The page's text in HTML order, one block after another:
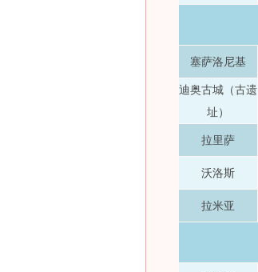
塞萨洛尼基
迪奥古城（古遗
址）
拉里萨
沃洛斯
拉米亚